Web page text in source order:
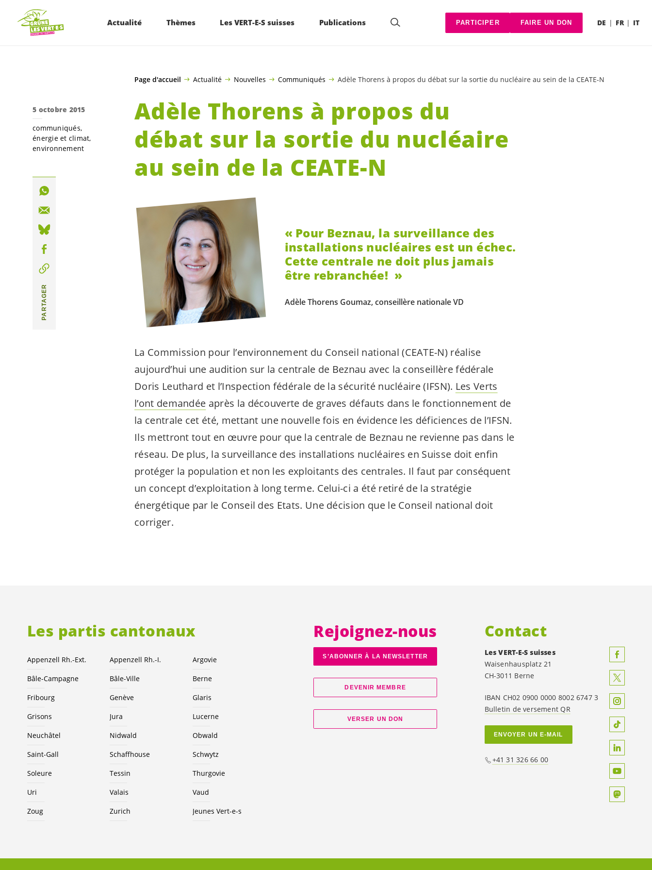
ALLER AU CONTENU PRINCIPAL
Actualité Thèmes Les VERT-E-S suisses Publications PARTICIPER FAIRE UN DON DE FR IT
Page d'accueil Actualité Nouvelles Communiqués Adèle Thorens à propos du débat sur la sortie du nucléaire au sein de la CEATE-N
Adèle Thorens à propos du
débat sur la sortie du nucléaire
au sein de la CEATE-N
Pour Beznau, la surveillance des
installations nucléaires est un échec.
Cette centrale ne doit plus jamais
être rebranchée!
Adèle Thorens Goumaz, conseillère nationale VD
La Commission pour l’environnement du Conseil national (CEATE-N) réalise
aujourd’hui une audition sur la centrale de Beznau avec la conseillère fédérale
Doris Leuthard et l’Inspection fédérale de la sécurité nucléaire (IFSN). Les Verts
l’ont demandée après la découverte de graves défauts dans le fonctionnement de
la centrale cet été, mettant une nouvelle fois en évidence les déficiences de l’IFSN.
Ils mettront tout en œuvre pour que la centrale de Beznau ne revienne pas dans le
réseau. De plus, la surveillance des installations nucléaires en Suisse doit enfin
protéger la population et non les exploitants des centrales. Il faut par conséquent
un concept d’exploitation à long terme. Celui-ci a été retiré de la stratégie
énergétique par le Conseil des Etats. Une décision que le Conseil national doit
corriger.
5 octobre 2015
communiqués
énergie et climat
environnement
PARTAGER
Les partis cantonaux
Appenzell Rh.-Ext. Appenzell Rh.-I. Argovie
Bâle-Campagne Bâle-Ville Berne
Fribourg Genève Glaris
Grisons Jura Lucerne
Neuchâtel Nidwald Obwald
Saint-Gall Schaffhouse Schwytz
Soleure Tessin Thurgovie
Uri Valais Vaud
Zoug Zurich JeunesVert-e-s
Rejoignez-nous
S’ABONNER À LA NEWSLETTER
DEVENIR MEMBRE
VERSER UN DON
Contact
LesVERT-E-S suisses
Waisenhausplatz 21
CH-3011 Berne
IBAN CH02 0900 0000 8002 6747 3
Bulletin de versement QR
ENVOYER UN E-MAIL
+41 31 326 66 00